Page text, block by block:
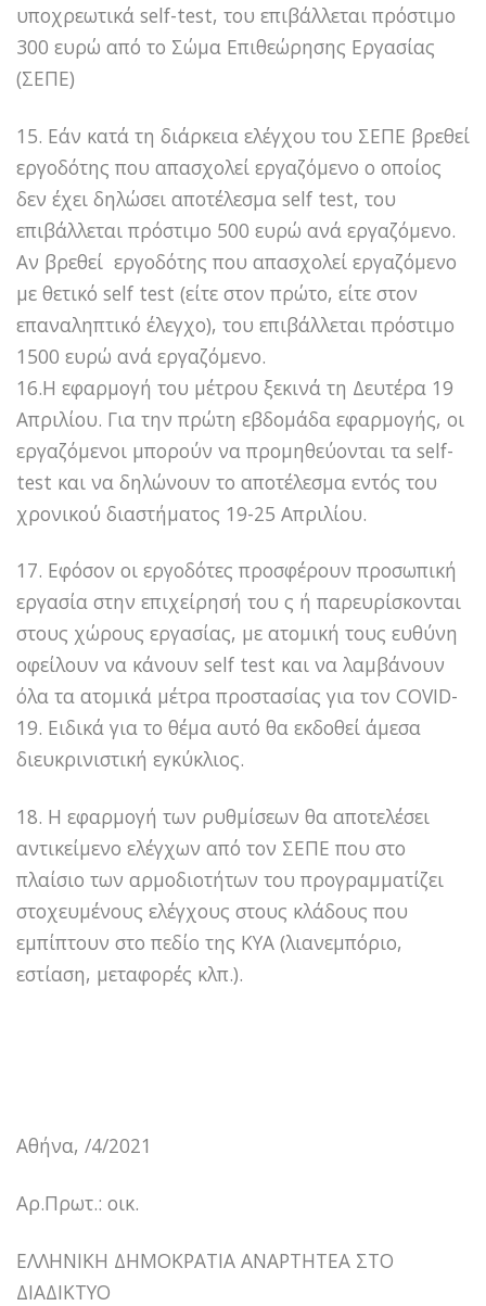
υποχρεωτικά self-test, του επιβάλλεται πρόστιμο
300 ευρώ από το Σώμα Επιθεώρησης Εργασίας
(ΣΕΠΕ)
15. Εάν κατά τη διάρκεια ελέγχου του ΣΕΠΕ βρεθεί
εργοδότης που απασχολεί εργαζόμενο ο οποίος
δεν έχει δηλώσει αποτέλεσμα self test, του
επιβάλλεται πρόστιμο 500 ευρώ ανά εργαζόμενο.
Αν βρεθεί εργοδότης που απασχολεί εργαζόμενο
με θετικό self test (είτε στον πρώτο, είτε στον
επαναληπτικό έλεγχο), του επιβάλλεται πρόστιμο
1500 ευρώ ανά εργαζόμενο.
16.Η εφαρμογή του μέτρου ξεκινά τη Δευτέρα 19
Απριλίου. Για την πρώτη εβδομάδα εφαρμογής, οι
εργαζόμενοι μπορούν να προμηθεύονται τα self-
test και να δηλώνουν το αποτέλεσμα εντός του
χρονικού διαστήματος 19-25 Απριλίου.
17. Εφόσον οι εργοδότες προσφέρουν προσωπική
εργασία στην επιχείρησή του ς ή παρευρίσκονται
στους χώρους εργασίας, με ατομική τους ευθύνη
οφείλουν να κάνουν self test και να λαμβάνουν
όλα τα ατομικά μέτρα προστασίας για τον COVID-
19. Ειδικά για το θέμα αυτό θα εκδοθεί άμεσα
διευκρινιστική εγκύκλιος.
18. H εφαρμογή των ρυθμίσεων θα αποτελέσει
αντικείμενο ελέγχων από τον ΣΕΠΕ που στο
πλαίσιο των αρμοδιοτήτων του προγραμματίζει
στοχευμένους ελέγχους στους κλάδους που
εμπίπτουν στο πεδίο της ΚΥΑ (λιανεμπόριο,
εστίαση, μεταφορές κλπ.).
Αθήνα, /4/2021
Αρ.Πρωτ.: οικ.
ΕΛΛΗΝΙΚΗ ΔΗΜΟΚΡΑΤΙΑ ΑΝΑΡΤΗΤΕΑ ΣΤΟ
ΔΙΑΔΙΚΤΥΟ